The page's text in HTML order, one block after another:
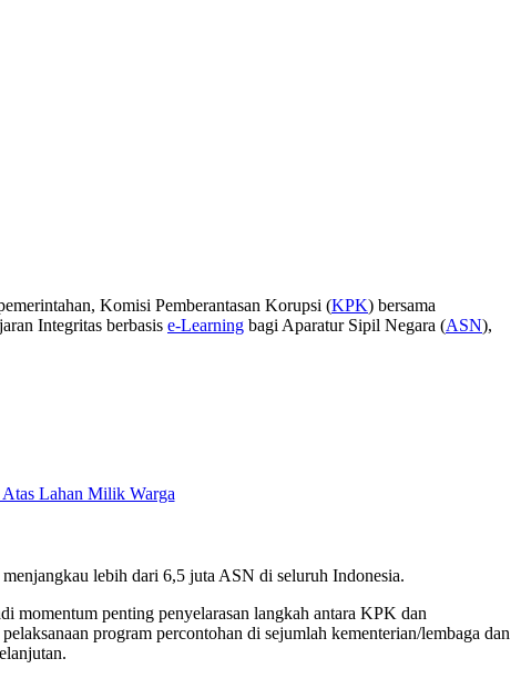
Komisi Pemberantasan Korupsi (KPK) bersama
Integritas berbasis e-Learning bagi Aparatur Sipil Negara (ASN),
Lahan Milik Warga
lebih dari 6,5 juta ASN di seluruh Indonesia.
momentum penting penyelarasan langkah antara KPK dan
program percontohan di sejumlah kementerian/lembaga dan